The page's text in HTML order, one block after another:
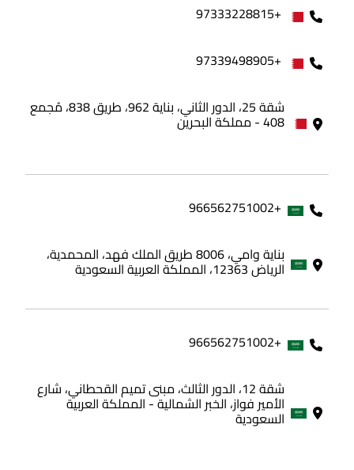
+97333228815
+97339498905
شقة 25، الدور الثاني، بناية 962، طريق 838، مُجمع
408 - مملكة البحرين
+966562751002
بناية وامي، 8006 طريق الملك فهد، المحمدية،
الرياض 12363، المملكة العربية السعودية
+966562751002
شقة 12، الدور الثالث، مبنى تميم القحطاني، شارع
الأمير فواز، الخبر الشمالية - المملكة العربية
السعودية